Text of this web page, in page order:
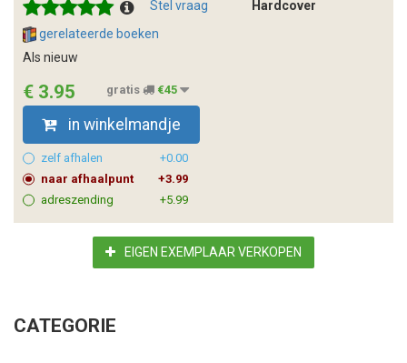
Stel vraag
Hardcover
gerelateerde boeken
Als nieuw
€ 3.95 gratis €45
in winkelmandje
zelf afhalen
+0.00
naar afhaalpunt
+3.99
adreszending
+5.99
EIGEN EXEMPLAAR VERKOPEN
CATEGORIE